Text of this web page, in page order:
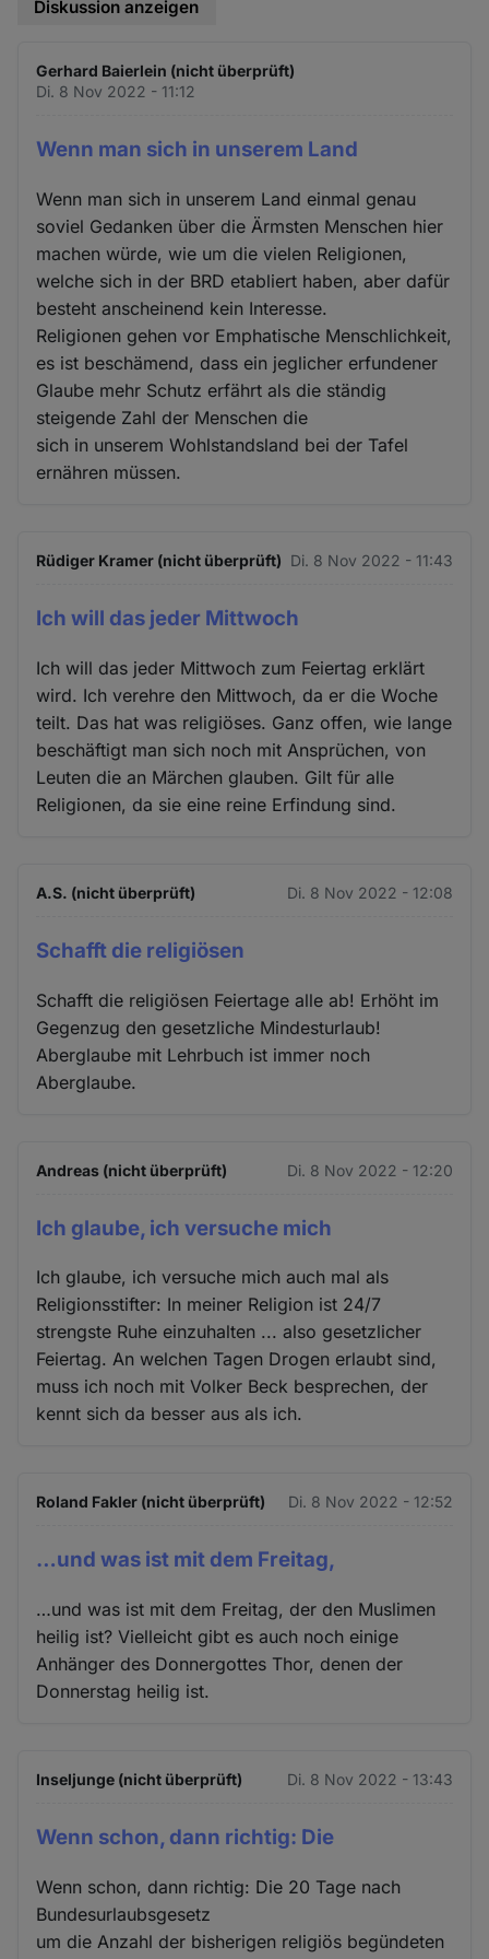
Diskussion anzeigen
Gerhard Baierlein (nicht überprüft)
Di. 8 Nov 2022 - 11:12
Wenn man sich in unserem Land
Wenn man sich in unserem Land einmal genau
soviel Gedanken über die Ärmsten Menschen hier
machen würde, wie um die vielen Religionen,
welche sich in der BRD etabliert haben, aber dafür
besteht anscheinend kein Interesse.
Religionen gehen vor Emphatische Menschlichkeit,
es ist beschämend, dass ein jeglicher erfundener
Glaube mehr Schutz erfährt als die ständig
steigende Zahl der Menschen die
sich in unserem Wohlstandsland bei der Tafel
ernähren müssen.
Rüdiger Kramer (nicht überprüft) Di. 8 Nov 2022 - 11:43
Ich will das jeder Mittwoch
Ich will das jeder Mittwoch zum Feiertag erklärt
wird. Ich verehre den Mittwoch, da er die Woche
teilt. Das hat was religiöses. Ganz offen, wie lange
beschäftigt man sich noch mit Ansprüchen, von
Leuten die an Märchen glauben. Gilt für alle
Religionen, da sie eine reine Erfindung sind.
A.S. (nicht überprüft) Di. 8 Nov 2022 - 12:08
Schafft die religiösen
Schafft die religiösen Feiertage alle ab! Erhöht im
Gegenzug den gesetzliche Mindesturlaub!
Aberglaube mit Lehrbuch ist immer noch
Aberglaube.
Andreas (nicht überprüft) Di. 8 Nov 2022 - 12:20
Ich glaube, ich versuche mich
Ich glaube, ich versuche mich auch mal als
Religionsstifter: In meiner Religion ist 24/7
strengste Ruhe einzuhalten ... also gesetzlicher
Feiertag. An welchen Tagen Drogen erlaubt sind,
muss ich noch mit Volker Beck besprechen, der
kennt sich da besser aus als ich.
Roland Fakler (nicht überprüft) Di. 8 Nov 2022 - 12:52
…und was ist mit dem Freitag,
…und was ist mit dem Freitag, der den Muslimen
heilig ist? Vielleicht gibt es auch noch einige
Anhänger des Donnergottes Thor, denen der
Donnerstag heilig ist.
Inseljunge (nicht überprüft) Di. 8 Nov 2022 - 13:43
Wenn schon, dann richtig: Die
Wenn schon, dann richtig: Die 20 Tage nach
Bundesurlaubsgesetz
um die Anzahl der bisherigen religiös begündeten